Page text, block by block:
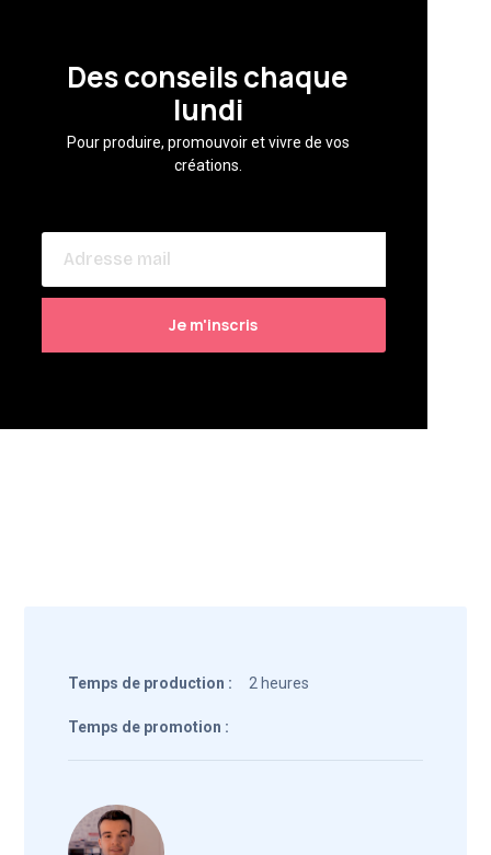
Des conseils chaque
lundi
Pour produire, promouvoir et vivre de vos
créations.
Temps de production : 2 heures
Temps de promotion :